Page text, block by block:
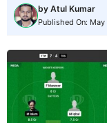
by Atul Kumar
Published On: